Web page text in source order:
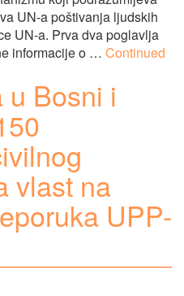
UN-a poštivanja ljudskih
UN-a. Prva dva poglavlja
informacije o … Continued
u Bosni i
vlast na
UPP-